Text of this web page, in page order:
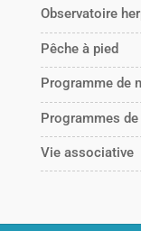
Observatoire
Pêche à pied
Programme de
Programmes
Vie associative